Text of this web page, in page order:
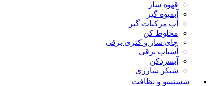
قهوه ساز
آبمیوه گیر
آب مرکبات گیر
مخلوط کن
چای ساز و کتری برقی
آسیاب برقی
آبسردکن
شیکر شارژی
شستشو و نظافت